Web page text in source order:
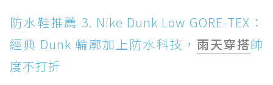
防水鞋推薦 3. Nike Dunk Low GORE-TEX：
經典 Dunk 輪廓加上防水科技， 雨天穿搭帥
度不打折